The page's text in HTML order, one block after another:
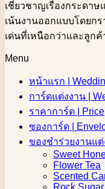
เชี่ยวชาญเรื่องกระดา
เน้นงานออกแบบโดยก
เด่นที่เหนือกว่าและลูก
Menu
หน้าแรก |
การ์ดแต่งงาน |
ราคาการ์ด | Price
ซองการ์ด |
ของชำร่วยงานแต่
Sweet
Flower Tea
Scented